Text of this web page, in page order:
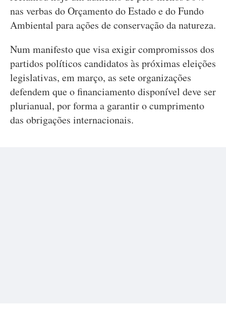
nas verbas do Orçamento do Estado e do Fundo
Ambiental para ações de conservação da natureza.
Num manifesto que visa exigir compromissos dos
partidos políticos candidatos às próximas eleições
legislativas, em março, as sete organizações
defendem que o financiamento disponível deve ser
plurianual, por forma a garantir o cumprimento
das obrigações internacionais.